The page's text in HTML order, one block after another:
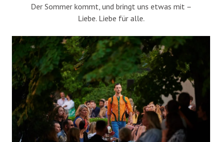
Der Sommer kommt, und bringt uns etwas mit –
Liebe. Liebe für alle.